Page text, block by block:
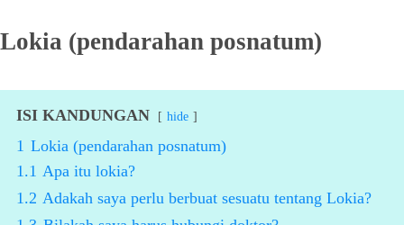
Lokia (pendarahan posnatum)
ISI KANDUNGAN hide
1 Lokia (pendarahan posnatum)
1.1 Apa itu lokia?
1.2 Adakah saya perlu berbuat sesuatu tentang Lokia?